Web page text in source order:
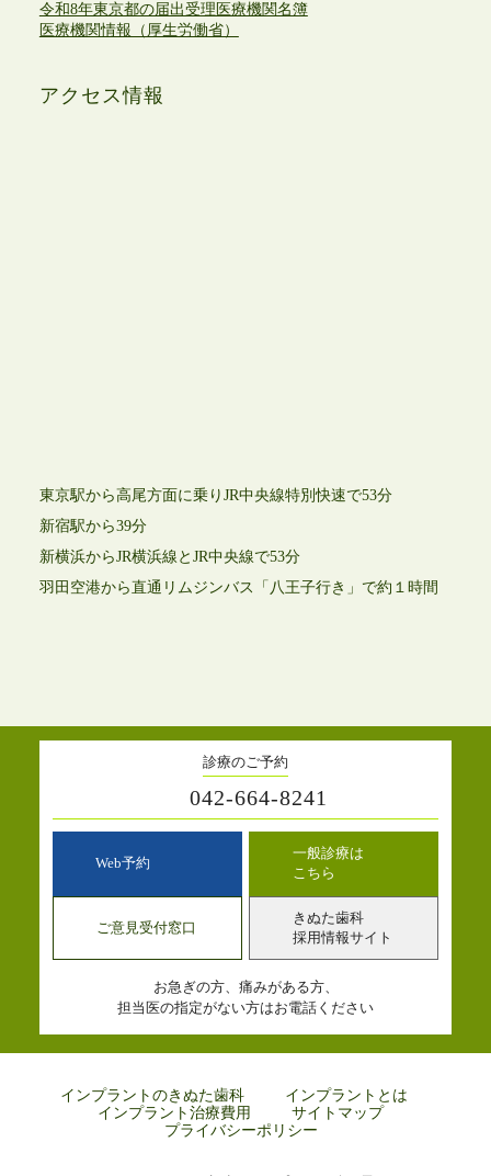
令和8年東京都の届出受理医療機関名簿
医療機関情報（厚生労働省）
アクセス情報
東京駅から高尾方面に乗りJR中央線特別快速で53分
新宿駅から39分
新横浜からJR横浜線とJR中央線で53分
羽田空港から直通リムジンバス「八王子行き」で約１時間
診療のご予約
042-664-8241
Web予約
一般診療は
こちら
ご意見受付窓口
きぬた歯科
採用情報サイト
お急ぎの方、痛みがある方、
担当医の指定がない方はお電話ください
インプラントのきぬた歯科
インプラントとは
インプラント治療費用
サイトマップ
プライバシーポリシー